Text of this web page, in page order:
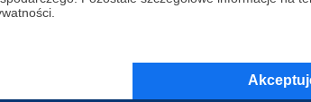
w tym do umożliwienia świadczenia usługi drogą elektroniczną
Patronite.pl, w tym możliwości dokonywania oraz otrzymywania
wszystkich Twoich praw wynikających z ogólnego
sprostowania oraz usunięcia Twoich danych, ograniczenia ich